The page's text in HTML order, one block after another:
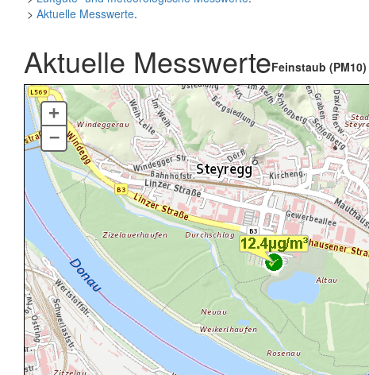
> Aktuelle Messwerte.
Aktuelle MesswerteFeinstaub (PM10)
+
–